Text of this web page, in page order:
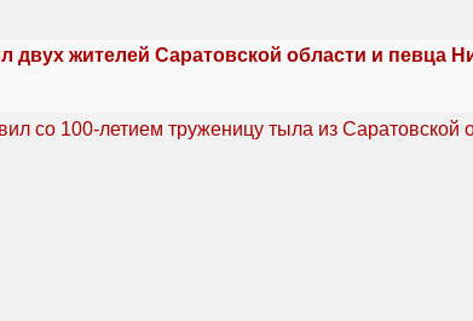
двух жителей Саратовской области и певца